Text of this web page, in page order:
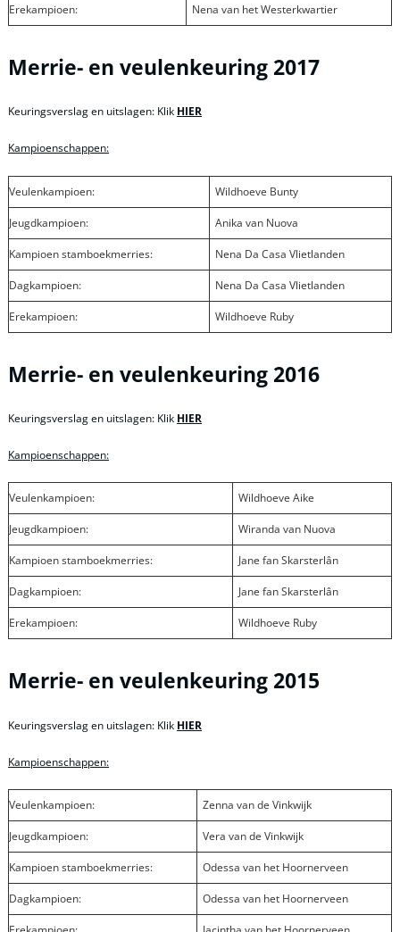
Erekampioen: Nena van het Westerkwartier
Merrie- en veulenkeuring 2017
Keuringsverslag en uitslagen: Klik HIER
Kampioenschappen:
Veulenkampioen: Wildhoeve Bunty
Jeugdkampioen: Anika van Nuova
Kampioen stamboekmerries: Nena Da Casa Vlietlanden
Dagkampioen: Nena Da Casa Vlietlanden
Erekampioen: Wildhoeve Ruby
Merrie- en veulenkeuring 2016
Keuringsverslag en uitslagen: Klik HIER
Kampioenschappen:
Veulenkampioen: Wildhoeve Aike
Jeugdkampioen: Wiranda van Nuova
Kampioen stamboekmerries: Jane fan Skarsterlân
Dagkampioen: Jane fan Skarsterlân
Erekampioen: Wildhoeve Ruby
Merrie- en veulenkeuring 2015
Keuringsverslag en uitslagen: Klik HIER
Kampioenschappen:
Veulenkampioen: Zenna van de Vinkwijk
Jeugdkampioen: Vera van de Vinkwijk
Kampioen stamboekmerries: Odessa van het Hoornerveen
Dagkampioen: Odessa van het Hoornerveen